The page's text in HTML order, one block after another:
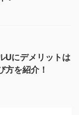
Uにデメリットは
方を紹介！